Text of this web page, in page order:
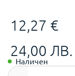
12,27 €
24,00 ЛВ.
Наличен